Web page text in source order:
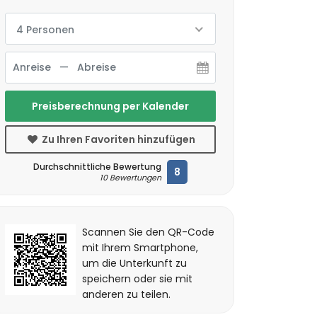
4 Personen
Preisberechnung per Kalender
Zu Ihren Favoriten hinzufügen
Durchschnittliche Bewertung
10 Bewertungen 8
Scannen Sie den QR-Code
mit Ihrem Smartphone,
um die Unterkunft zu
speichern oder sie mit
anderen zu teilen.